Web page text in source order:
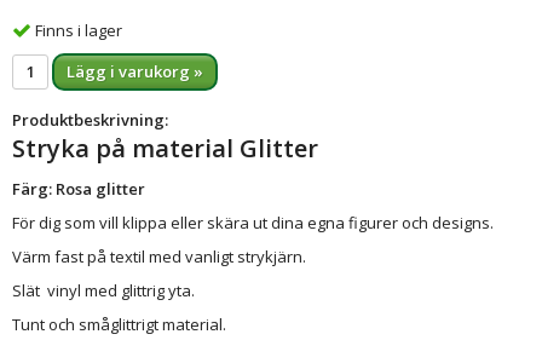
Finns i lager
Lägg i varukorg »
Produktbeskrivning:
Stryka på material Glitter
Färg: Rosa glitter
För dig som vill klippa eller skära ut dina egna figurer och designs.
Värm fast på textil med vanligt strykjärn.
Slät vinyl med glittrig yta.
Tunt och småglittrigt material.